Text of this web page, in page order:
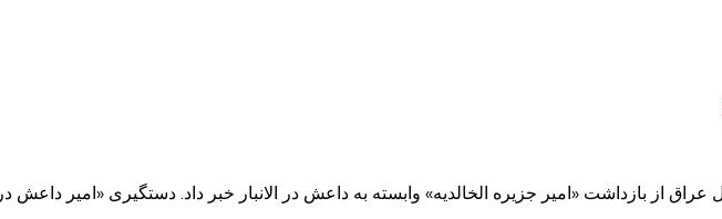
از بازداشت «امیر جزیره الخالدیه» وابسته به داعش در الانبار خبر داد. دستگیری «امیر داعش در